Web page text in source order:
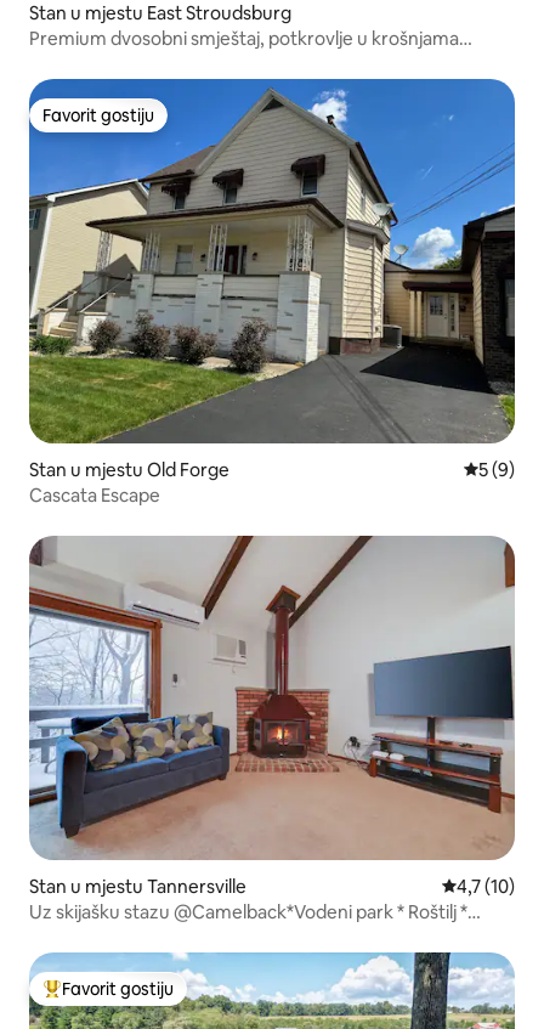
Stan u mjestu East Stroudsburg
Premium dvosobni smještaj, potkrovlje u krošnjama
Favorit gostiju
Favorit gostiju
Stan u mjestu Old Forge
5 (9)
Cascata Escape
Stan u mjestu Tannersville Prosječna
4,7 (10)
Uz skijašku stazu @Camelback*Vodeni park * Roštilj *
Glavni favorit gostiju
Favorit gostiju